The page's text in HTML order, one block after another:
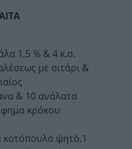
1,5 % & 4 κ.σ.
με σιτάρι &
& 10 ανάλατα
κρόκου
ψητό,1